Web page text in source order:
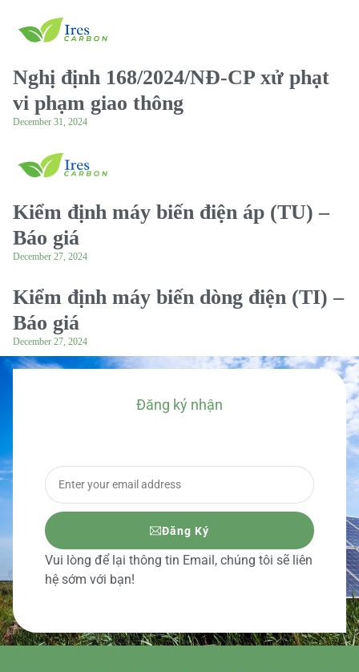
Nghị định 168/2024/NĐ-CP xử phạt
vi phạm giao thông
December 31, 2024
Kiểm định máy biến điện áp (TU) –
Báo giá
December 27, 2024
Kiểm định máy biến dòng điện (TI) –
Báo giá
December 27, 2024
Đăng ký nhận
Đăng Ký
Vui lòng để lại thông tin Email, chúng tôi sẽ liên
hệ sớm với bạn!